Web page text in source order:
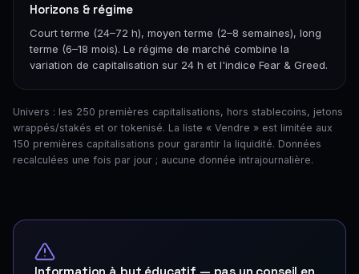
Horizons & régime
Court terme (24–72 h), moyen terme (2–8 semaines), long
terme (6–18 mois). Le régime de marché combine la
variation de capitalisation sur 24 h et l'indice Fear & Greed.
Univers : les 250 premières capitalisations, hors stablecoins, jetons
wrappés/stakés et or tokenisé. La liste « Vendre » est limitée aux
150 premières capitalisations pour garantir la liquidité. Données
recalculées une fois par jour ; aucune donnée intrajournalière.